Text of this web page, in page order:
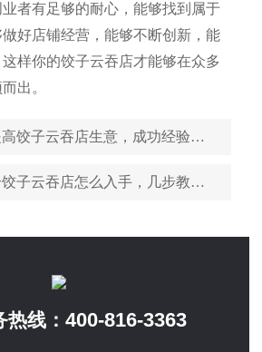
者有足够的耐心，能够找到属于
好店铺经营，能够不断创新，能
样你的饺子云吞店才能够在众多
出。
饺子云吞店生意，成功经验告诉你
子云吞店怎么入手，几步教你成功开店
线： 400-816-3363